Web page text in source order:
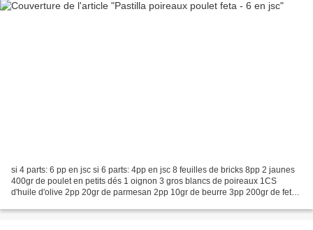
si 4 parts: 6 pp en jsc si 6 parts: 4pp en jsc 8 feuilles de bricks 8pp 2 jaunes
400gr de poulet en petits dés 1 oignon 3 gros blancs de poireaux 1CS
d'huile d'olive 2pp 20gr de parmesan 2pp 10gr de beurre 3pp 200gr de feta